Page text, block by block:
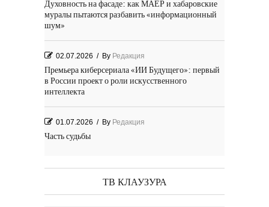
Духовность на фасаде: как МАЕР и хабаровские
муралы пытаются разбавить «информационный
шум»
02.07.2026 / By Редакция
Премьера киберсериала «ИИ Будущего»: первый
в России проект о роли искусственного
интеллекта
01.07.2026 / By Редакция
Часть судьбы
29.06.2026 / ByРедакция
День Победы! Посёлок Гидростроитель. 2026 год
ТВ КЛАУЗУРА